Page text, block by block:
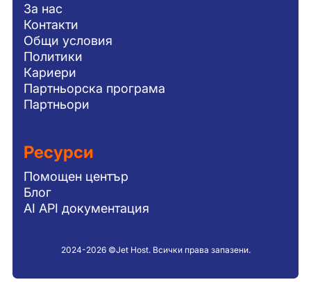
За нас
Контакти
Общи условия
Политики
Кариери
Партньорска програма
Партньори
Ресурси
Помощен център
Блог
AI API документация
2024-2026 ©Jet Host. Всички права запазени.